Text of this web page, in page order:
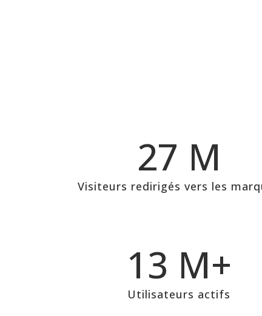
27 M
Visiteurs redirigés vers les
13 M+
Utilisateurs actifs